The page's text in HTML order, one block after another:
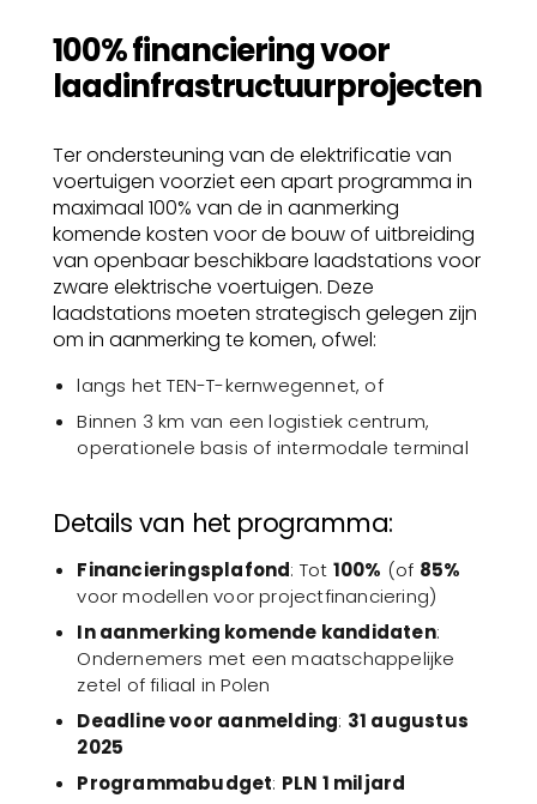
100% financiering voor
laadinfrastructuurprojecten
Ter ondersteuning van de elektrificatie van
voertuigen voorziet een apart programma in
maximaal 100% van de in aanmerking
komende kosten voor de bouw of uitbreiding
van openbaar beschikbare laadstations voor
zware elektrische voertuigen. Deze
laadstations moeten strategisch gelegen zijn
om in aanmerking te komen, ofwel:
langs het TEN-T-kernwegennet, of
Binnen 3 km van een logistiek centrum,
operationele basis of intermodale terminal
Details van het programma:
Financieringsplafond: Tot 100% (of 85%
voor modellen voor projectfinanciering)
In aanmerking komende kandidaten:
Ondernemers met een maatschappelijke
zetel of filiaal in Polen
Deadline voor aanmelding: 31 augustus
2025
Programmabudget: PLN 1 miljard